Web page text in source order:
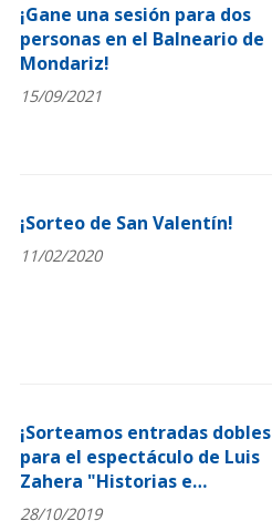
¡Gane una sesión para dos
personas en el Balneario de
Mondariz!
15/09/2021
¡Sorteo de San Valentín!
11/02/2020
¡Sorteamos entradas dobles
para el espectáculo de Luis
Zahera "Historias e
Histerias"!
28/10/2019